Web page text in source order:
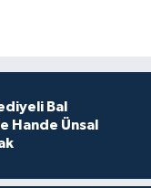
Bal
Hande Ünsal